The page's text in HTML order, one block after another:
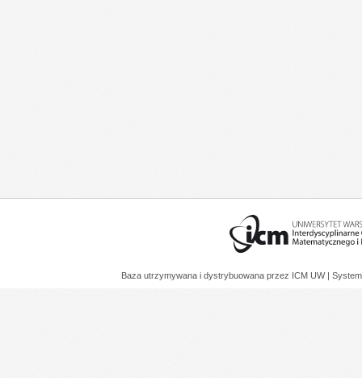
Baza utrzymywana i dystrybuowana przez ICM UW |